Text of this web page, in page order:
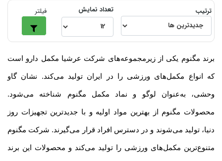
ترتیب تعداد نمایش فیلتر
برند مگنوم یکی از زیرمجموعه‌های شرکت عرشیا مکمل دارو است
که انواع مکمل‌های ورزشی را در ایران تولید می‌کند. نشان گاو
وحشی، به‌عنوان لوگو و نماد مکمل مگنوم شناخته می‌شود.
محصولات مگنوم از بهترین مواد اولیه و با جدیدترین تجهیزات روز
دنیا، تولید می‌شوند و در دسترس افراد قرار می‌گیرند. شرکت مگنوم
متنوع‌ترین مکمل‌های ورزشی را تولید می‌کند و محصولات این برند